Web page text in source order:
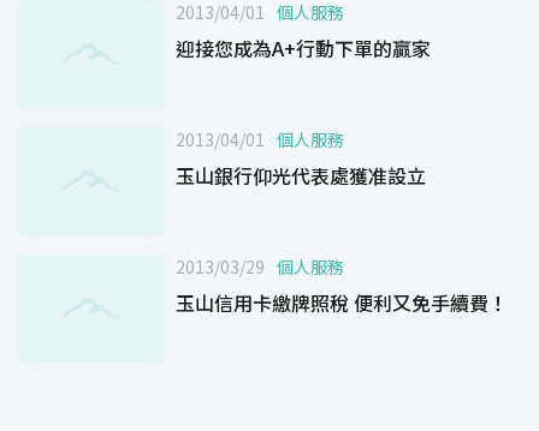
2013/04/01 個人服務
迎接您成為A+行動下單的贏家
2013/04/01 個人服務
玉山銀行仰光代表處獲准設立
2013/03/29 個人服務
玉山信用卡繳牌照稅 便利又免手續費！